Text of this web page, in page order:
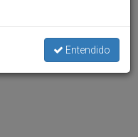
Entendido